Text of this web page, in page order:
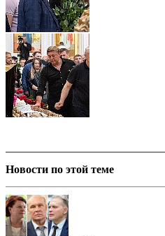
Новости по этой теме